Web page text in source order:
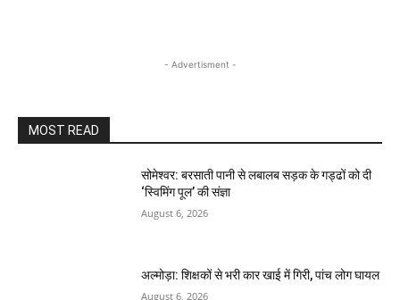
- Advertisment -
MOST READ
सोमेश्वर: बरसाती पानी से लबालब सड़क के गड्ढों को दी
‘स्विमिंग पूल’ की संज्ञा
August 6, 2026
अल्मोड़ा: शिक्षकों से भरी कार खाई में गिरी, पांच लोग घायल
August 6, 2026